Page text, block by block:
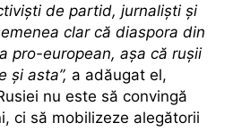
de partid, jurnaliști și
clar că diaspora din
pro-european, așa că rușii
și asta”, a adăugat el,
nu este să convingă
ci să mobilizeze alegătorii